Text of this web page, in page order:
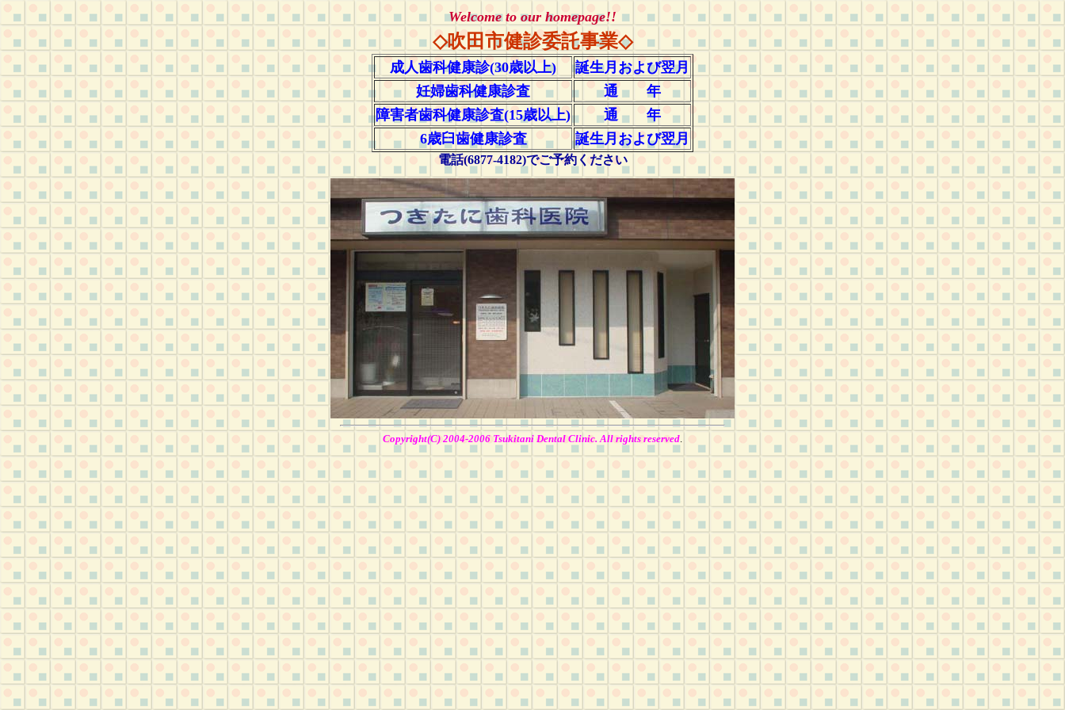
Welcome to our homepage!!
◇吹田市健診委託事業◇
成人歯科健康診(30歳以上)
誕生月および翌月
妊婦歯科健康診査
通 年
障害者歯科健康診査(15歳以上)
通 年
6歳臼歯健康診査
誕生月および翌月
電話(6877-4182)でご予約ください
Copyright(C) 2004-2006 Tsukitani Dental Clinic. All rights reserved.